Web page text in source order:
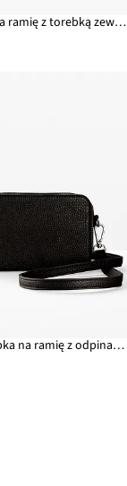
Torebka na ramię z torebką zewnętrzną
Mała torebka na ramię z odpinanym paskiem